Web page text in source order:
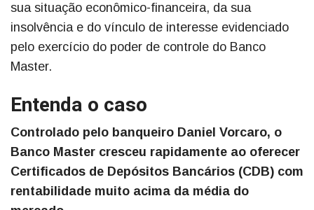
sua situação econômico-financeira, da sua
insolvência e do vínculo de interesse evidenciado
pelo exercício do poder de controle do Banco
Master.
Entenda o caso
Controlado pelo banqueiro Daniel Vorcaro, o
Banco Master cresceu rapidamente ao oferecer
Certificados de Depósitos Bancários (CDB) com
rentabilidade muito acima da média do